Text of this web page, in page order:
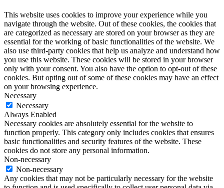
This website uses cookies to improve your experience while you
navigate through the website. Out of these cookies, the cookies that
are categorized as necessary are stored on your browser as they are
essential for the working of basic functionalities of the website. We
also use third-party cookies that help us analyze and understand how
you use this website. These cookies will be stored in your browser
only with your consent. You also have the option to opt-out of these
cookies. But opting out of some of these cookies may have an effect
on your browsing experience.
Necessary
Necessary
Always Enabled
Necessary cookies are absolutely essential for the website to
function properly. This category only includes cookies that ensures
basic functionalities and security features of the website. These
cookies do not store any personal information.
Non-necessary
Non-necessary
Any cookies that may not be particularly necessary for the website